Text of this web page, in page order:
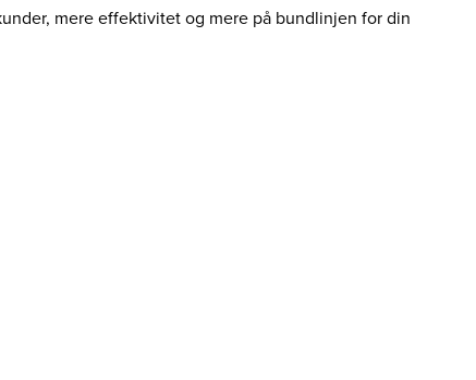
mere effektivitet og mere på bundlinjen for din